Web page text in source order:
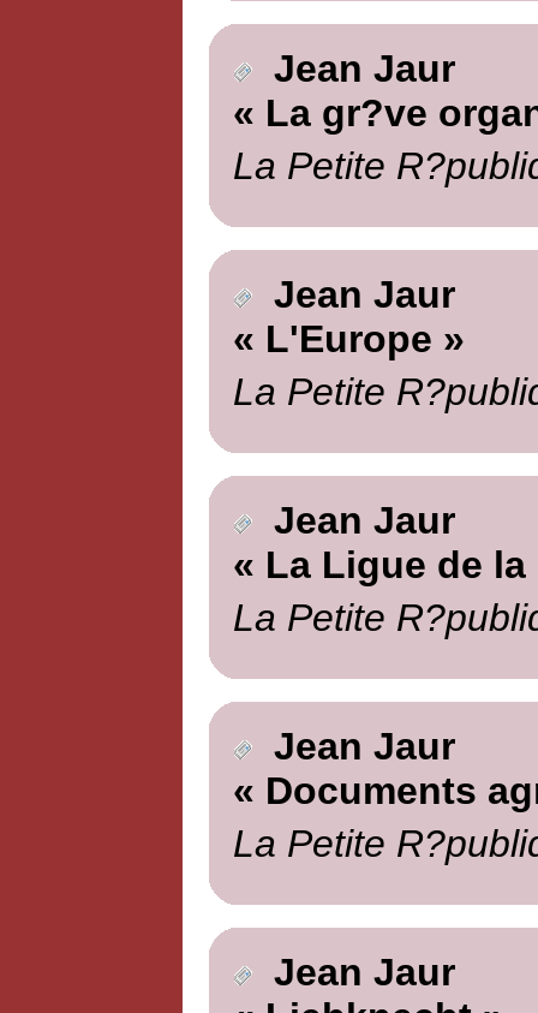
Jean Jaur
« La gr?ve
La Petite
Jean Jaur
« L'Europe »
La Petite
Jean Jaur
« La Ligue de la
La Petite
Jean Jaur
« Documents
La Petite
Jean Jaur